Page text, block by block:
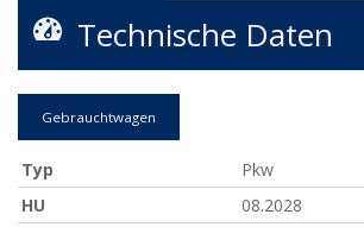
Technische Daten
Gebrauchtwagen
Typ
Pkw
HU
08.2028